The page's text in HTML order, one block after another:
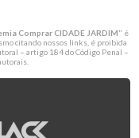
Comprar CIDADE JARDIM" é
citando nossos links, é proibida
– artigo 184 do Código Penal –